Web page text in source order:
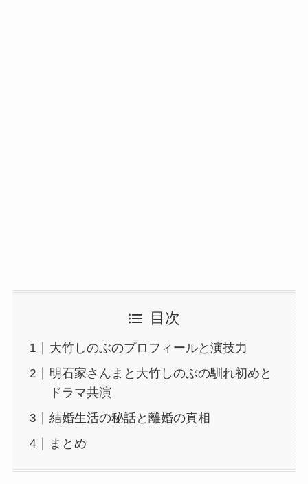
目次
大竹しのぶのプロフィールと演技力
明石家さんまと大竹しのぶの馴れ初めと
ドラマ共演
結婚生活の秘話と離婚の真相
まとめ